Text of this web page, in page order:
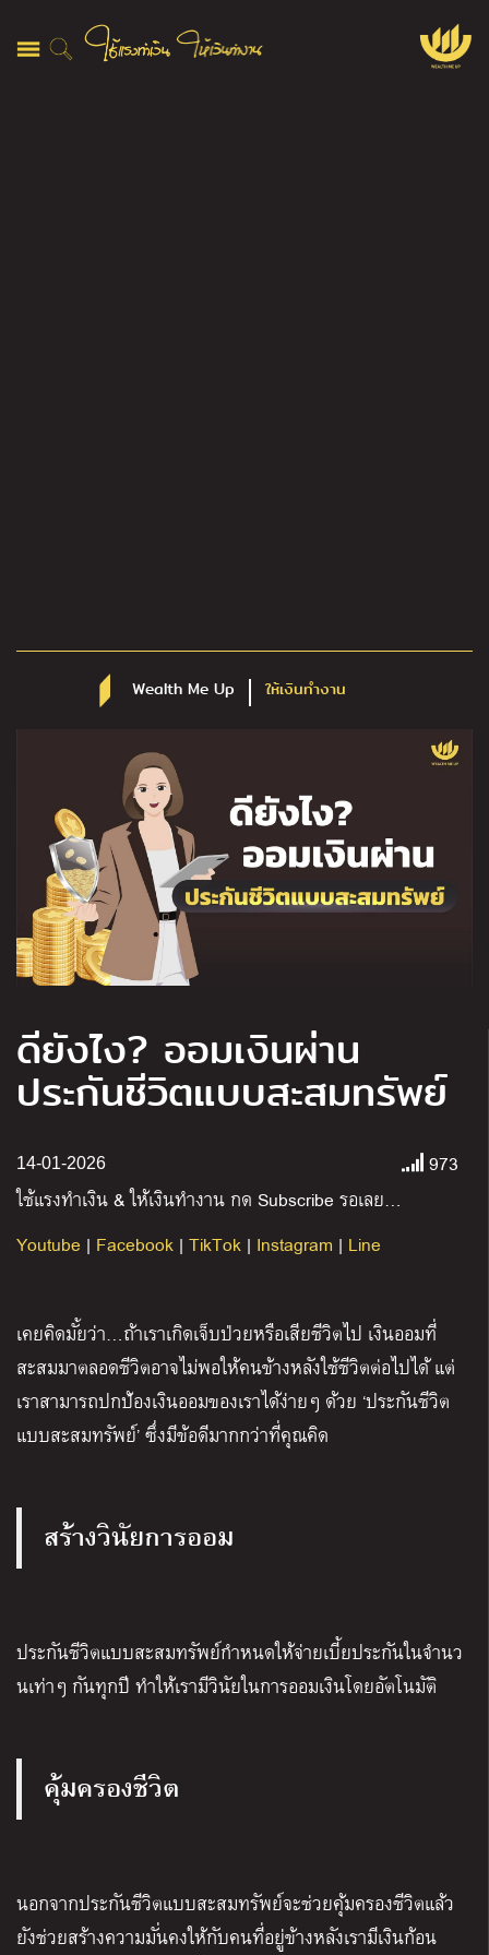
Wealth Me Up ให้เงินทำงาน
ดียังไง? ออมเงินผ่าน
ประกันชีวิตแบบสะสมทรัพย์
14-01-2026
973
ใช้แรงทำเงิน&ให้เงินทำงาน กด Subscribe รอเลย…
Youtube | Facebook | TikTok | Instagram | Line
เคยคิดมั้ยว่า…ถ้าเราเกิดเจ็บป่วยหรือเสียชีวิตไป เงินออมที่
สะสมมาตลอดชีวิตอาจไม่พอให้คนข้างหลังใช้ชีวิตต่อไปได้ แต่
เราสามารถปกป้องเงินออมของเราได้ง่ายๆ ด้วย ‘ประกันชีวิต
แบบสะสมทรัพย์’ ซึ่งมีข้อดีมากกว่าที่คุณคิด
สร้างวินัยการออม
ประกันชีวิตแบบสะสมทรัพย์กำหนดให้จ่ายเบี้ยประกันในจำนว
นเท่าๆ กันทุกปี ทำให้เรามีวินัยในการออมเงินโดยอัตโนมัติ
คุ้มครองชีวิต
นอกจากประกันชีวิตแบบสะสมทรัพย์จะช่วยคุ้มครองชีวิตแล้ว
ยังช่วยสร้างความมั่นคงให้กับคนที่อยู่ข้างหลังเรามีเงินก้อน